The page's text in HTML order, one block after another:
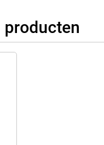
producten